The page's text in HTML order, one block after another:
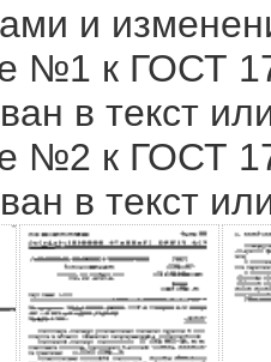
и
№1 к ГОСТ
в текст
№2 к ГОСТ
в текст